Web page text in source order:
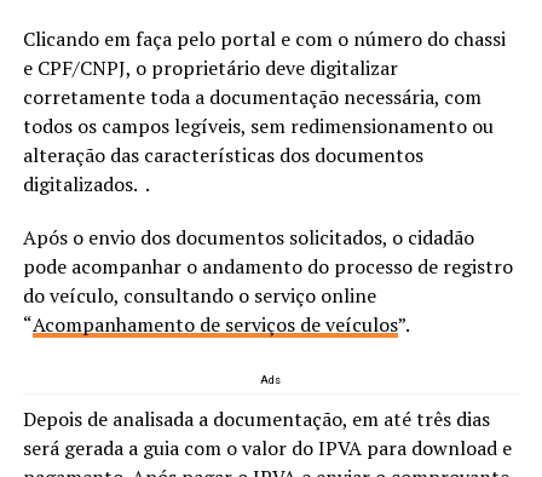
Clicando em faça pelo portal e com o número do chassi
e CPF/CNPJ, o proprietário deve digitalizar
corretamente toda a documentação necessária, com
todos os campos legíveis, sem redimensionamento ou
alteração das características dos documentos
digitalizados. .
Após o envio dos documentos solicitados, o cidadão
pode acompanhar o andamento do processo de registro
do veículo, consultando o serviço online
“Acompanhamento de serviços de veículos”.
Ads
Depois de analisada a documentação, em até três dias
será gerada a guia com o valor do IPVA para download e